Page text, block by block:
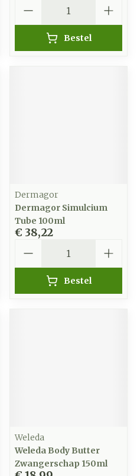
Bestel
Dermagor
Dermagor Simulcium
Tube 100ml
€ 38,22
Bestel
Weleda
Weleda Body Butter
Zwangerschap 150ml